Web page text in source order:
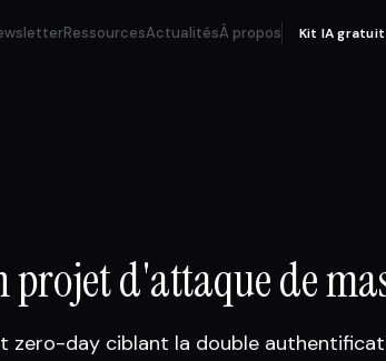
RessourcesActualitésÀ propos Kit IA gratuit
d'attaque de
zero-day ciblant la double